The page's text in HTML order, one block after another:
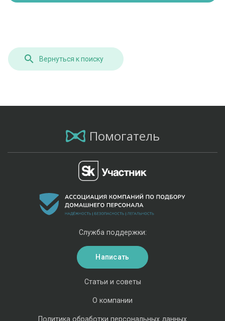
Вернуться к поиску
Помогатель
Статьи и советы
О компании
Политика обработки персональных данных
Служба поддержки:
Написать